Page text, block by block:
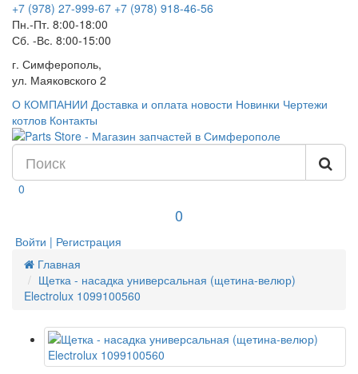
+7 (978) 27-999-67 +7 (978) 918-46-56
Пн.-Пт. 8:00-18:00
Сб. -Вс. 8:00-15:00
г. Симферополь,
ул. Маяковского 2
О КОМПАНИИ Доставка и оплата новости Новинки Чертежи
котлов Контакты
0
0
Войти | Регистрация
Главная
Щетка - насадка универсальная (щетина-велюр)
Electrolux 1099100560